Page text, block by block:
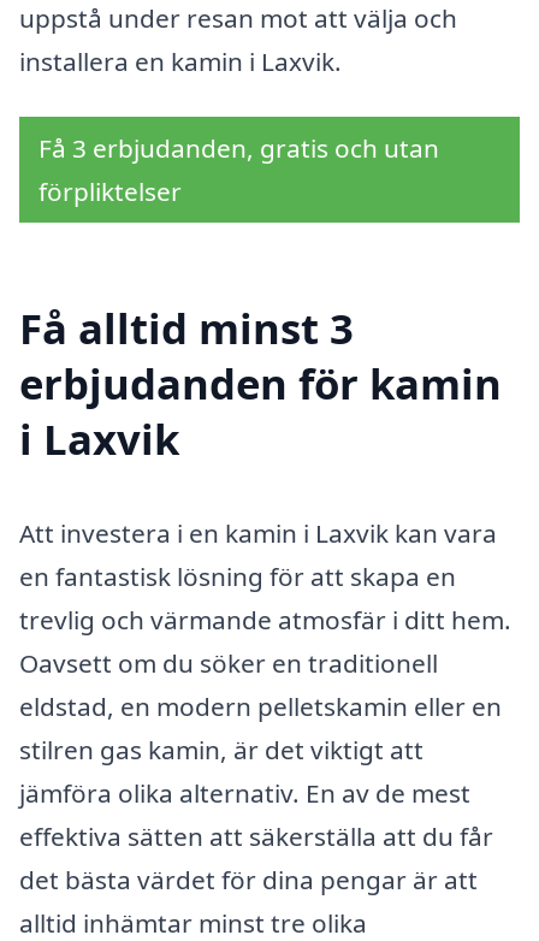
uppstå under resan mot att välja och
installera en kamin i Laxvik.
Få 3 erbjudanden, gratis och utan
förpliktelser
Få alltid minst 3
erbjudanden för kamin
i Laxvik
Att investera i en kamin i Laxvik kan vara
en fantastisk lösning för att skapa en
trevlig och värmande atmosfär i ditt hem.
Oavsett om du söker en traditionell
eldstad, en modern pelletskamin eller en
stilren gas kamin, är det viktigt att
jämföra olika alternativ. En av de mest
effektiva sätten att säkerställa att du får
det bästa värdet för dina pengar är att
alltid inhämtar minst tre olika